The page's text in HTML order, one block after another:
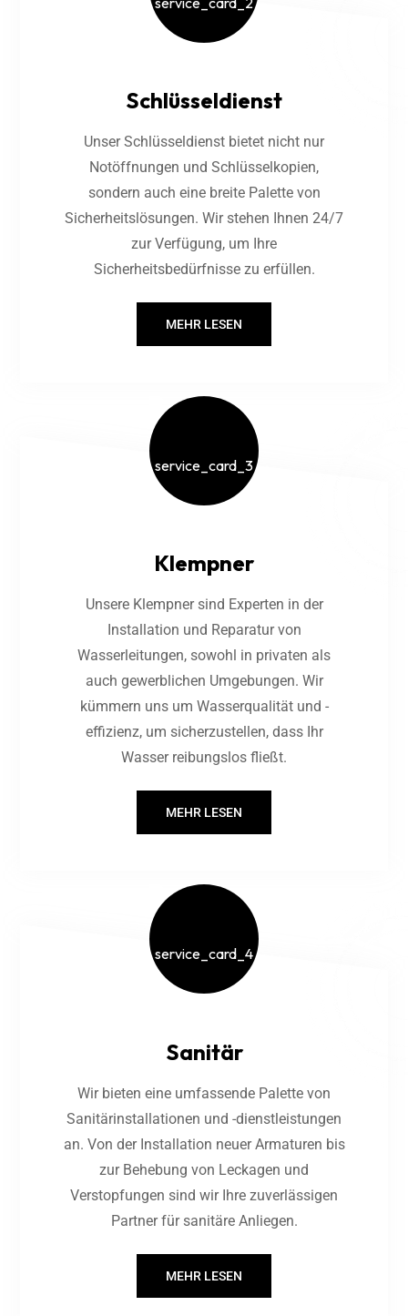
Schlüsseldienst
Unser Schlüsseldienst bietet nicht nur
Notöffnungen und Schlüsselkopien,
sondern auch eine breite Palette von
Sicherheitslösungen. Wir stehen Ihnen 24/7
zur Verfügung, um Ihre
Sicherheitsbedürfnisse zu erfüllen.
MEHR LESEN
Klempner
Unsere Klempner sind Experten in der
Installation und Reparatur von
Wasserleitungen, sowohl in privaten als
auch gewerblichen Umgebungen. Wir
kümmern uns um Wasserqualität und -
effizienz, um sicherzustellen, dass Ihr
Wasser reibungslos fließt.
MEHR LESEN
Sanitär
Wir bieten eine umfassende Palette von
Sanitärinstallationen und -dienstleistungen
an. Von der Installation neuer Armaturen bis
zur Behebung von Leckagen und
Verstopfungen sind wir Ihre zuverlässigen
Partner für sanitäre Anliegen.
MEHR LESEN